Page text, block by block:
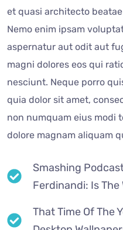
et quasi architecto
Nemo enim ipsam
aspernatur aut odit aut
magni dolores eos qui
nesciunt. Neque porro
quia dolor sit amet,
non numquam eius modi
dolore magnam aliquam
Smashing
Ferdinandi: Is The
That Time Of The